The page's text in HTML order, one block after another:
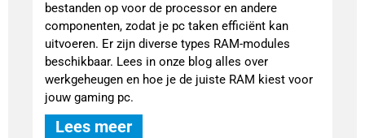
bestanden op voor de processor en andere
componenten, zodat je pc taken efficiënt kan
uitvoeren. Er zijn diverse types RAM-modules
beschikbaar. Lees in onze blog alles over
werkgeheugen en hoe je de juiste RAM kiest voor
jouw gaming pc.
Lees meer